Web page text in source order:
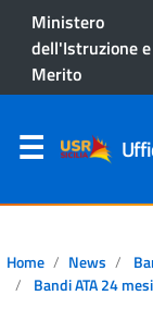
Ministero
dell'Istruzione
Merito
Home News
Bandi ATA 24 mesi